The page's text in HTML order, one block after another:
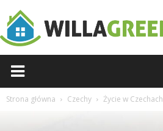
Strona główna Czechy Życie w Czechach